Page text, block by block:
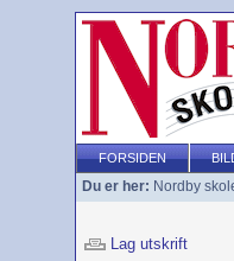
FORSIDEN
Du er her: Nordby
Lag utskrift